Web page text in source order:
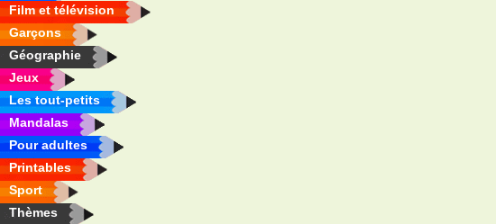
Film et télévision
Garçons
Géographie
Jeux
Les tout-petits
Mandalas
Pour adultes
Printables
Sport
Thèmes